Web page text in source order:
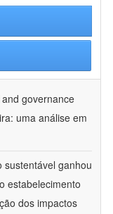
governance
uma análise em
sustentável ganhou
estabelecimento
dos impactos